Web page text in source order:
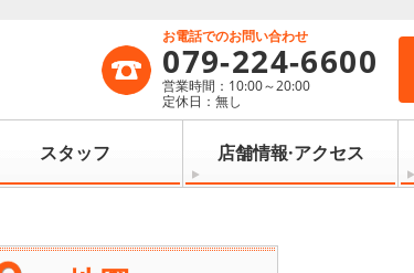
お電話でのお問い合わせ
079-224-6600
営業時間：10:00～20:00
定休日：無し
スタッフ 店舗情報·アクセス